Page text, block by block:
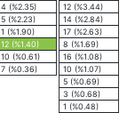
4 (%2.35)
5 (%2.23)
1 (%1.90)
12 (%1.40)
10 (%0.61)
7 (%0.36)
12 (%3.44)
14 (%2.84)
17 (%2.63)
8 (%1.69)
16 (%1.08)
10 (%1.07)
5 (%0.69)
3 (%0.68)
1 (%0.48)